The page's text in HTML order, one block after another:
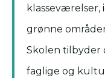
grønne
Skolen tilbyder
faglige og